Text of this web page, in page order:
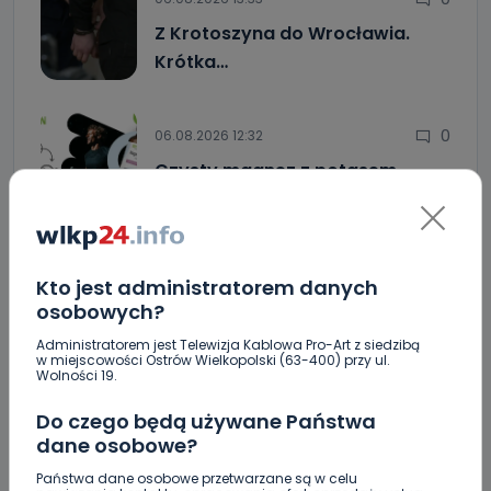
Kto jest administratorem danych
osobowych?
Administratorem jest Telewizja Kablowa Pro-Art z siedzibą
w miejscowości Ostrów Wielkopolski (63-400) przy ul.
Wolności 19.
Do czego będą używane Państwa
dane osobowe?
Państwa dane osobowe przetwarzane są w celu
Z Krotoszyna do Wrocławia.
Krótka…
06.08.2026 12:32 0
Czysty magnez z potasem –…
06.08.2026 12:24
Utrudnienia na Ledóchowskiego
jeszcze do…
Policja ostrzega: wakacje to raj dla włamywaczy
[WIDEO]
Greg Hancock z wizytą w Ostrowie Wielkopolskim.
Wspiera amerykańskie talenty [WIDEO]